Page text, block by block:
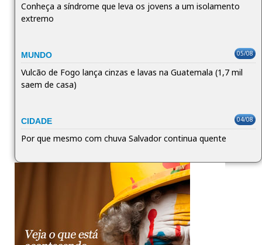
Conheça a síndrome que leva os jovens a um isolamento
extremo
MUNDO 05/08
Vulcão de Fogo lança cinzas e lavas na Guatemala (1,7 mil
saem de casa)
CIDADE 04/08
Por que mesmo com chuva Salvador continua quente